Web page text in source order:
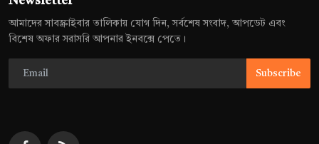
আমাদের সাবস্ক্রাইবার তালিকায় যোগ দিন, সর্বশেষ সংবাদ, আপডেট এবং
বিশেষ অফার সরাসরি আপনার ইনবক্সে পেতে।
Subscribe